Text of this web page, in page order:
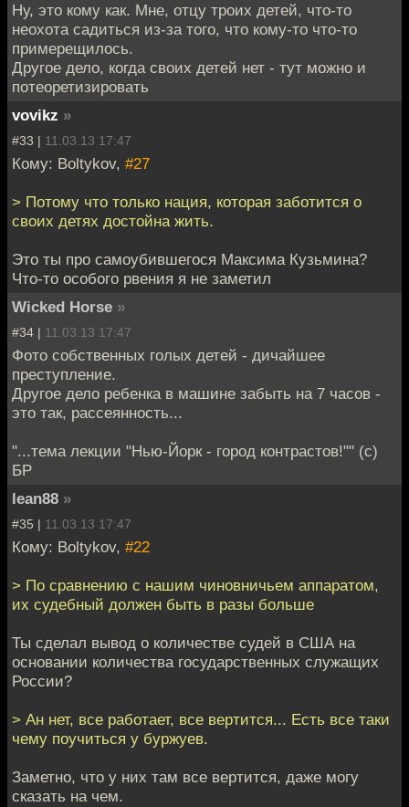
Ну, это кому как. Мне, отцу троих детей, что-то
неохота садиться из-за того, что кому-то что-то
примерещилось.
Другое дело, когда своих детей нет - тут можно и
потеоретизировать
vovikz »
#33 | 11.03.13 17:47
Кому: Boltykov, #27
> Потому что только нация, которая заботится о
своих детях достойна жить.
Это ты про самоубившегося Максима Кузьмина?
Что-то особого рвения я не заметил
Wicked Horse »
#34 | 11.03.13 17:47
Фото собственных голых детей - дичайшее
преступление.
Другое дело ребенка в машине забыть на 7 часов -
это так, рассеянность...
"...тема лекции "Нью-Йорк - город контрастов!"" (с)
БР
lean88 »
#35 | 11.03.13 17:47
Кому: Boltykov, #22
> По сравнению с нашим чиновничьем аппаратом,
их судебный должен быть в разы больше
Ты сделал вывод о количестве судей в США на
основании количества государственных служащих
России?
> Ан нет, все работает, все вертится... Есть все таки
чему поучиться у буржуев.
Заметно, что у них там все вертится, даже могу
сказать на чем.